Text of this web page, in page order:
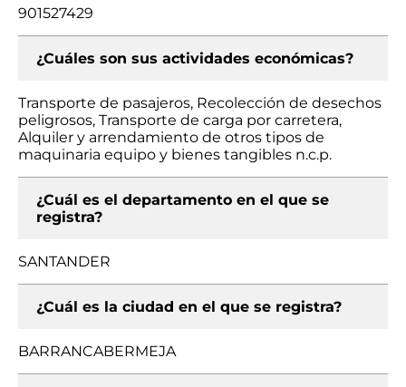
901527429
¿Cuáles son sus actividades económicas?
Transporte de pasajeros, Recolección de desechos
peligrosos, Transporte de carga por carretera,
Alquiler y arrendamiento de otros tipos de
maquinaria equipo y bienes tangibles n.c.p.
¿Cuál es el departamento en el que se
registra?
SANTANDER
¿Cuál es la ciudad en el que se registra?
BARRANCABERMEJA